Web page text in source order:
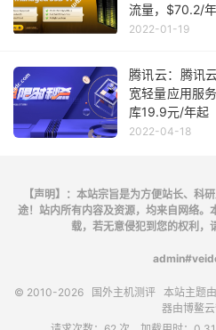
流量，$70.2/年
2022-01-19
腾讯云：腾讯
宽轻量应用服
库19.9元/年起
2022-04-18
【声明】：本站宗旨是为方便站长、科
途！站内所有内容及资源，均来自网络。
载，若无意侵犯到您的权利，
© 2010-2026 国外主机测评本站主题由
器由博鳌云